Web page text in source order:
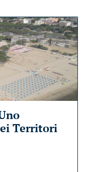
Territori